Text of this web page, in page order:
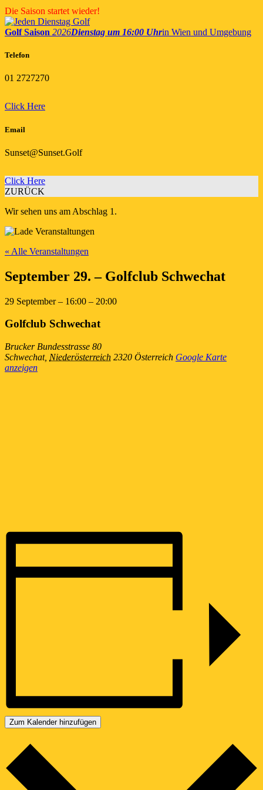
Skip
to
content
Die Saison startet wieder!
Golf Saison 2026Dienstag um 16:00 Uhrin Wien und Umgebung
Telefon
01 2727270
Click Here
Email
Sunset@Sunset.Golf
Click Here
ZURÜCK
Wir sehen uns am Abschlag 1.
« Alle Veranstaltungen
September 29. – Golfclub Schwechat
29 September– 16:00 – 20:00
Golfclub Schwechat
Brucker Bundesstrasse 80
Schwechat, Niederösterreich 2320 Österreich Google Karte
anzeigen
Zum Kalender hinzufügen